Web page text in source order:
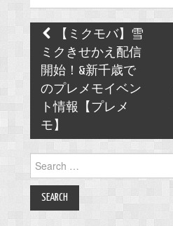
Post
navigation
【ミクモバ】雪
ミクきせかえ配信
開始！&新千歳で
のプレメモイベン
ト情報【プレメ
モ】
for: